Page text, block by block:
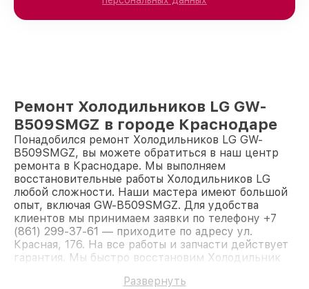
Ремонт Холодильников LG GW-
B509SMGZ в городе Краснодаре
Понадобился ремонт Холодильников LG GW-
B509SMGZ, вы можете обратиться в наш центр
ремонта в Краснодаре. Мы выполняем
восстановительные работы Холодильников LG
любой сложности. Наши мастера имеют большой
опыт, включая GW-B509SMGZ. Для удобства
клиентов мы принимаем заявки по телефону +7
(861) 299-37-61 — приходите по адресу ул.
Красная, 176. На все работы и запчасти действует
гарантия. Мы быстро восстановим Холодильник
Развернуть